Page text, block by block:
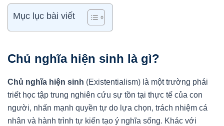
Mục lục bài viết
Chủ nghĩa hiện sinh là gì?
Chủ nghĩa hiện sinh (Existentialism) là một trường phái
triết học tập trung nghiên cứu sự tồn tại thực tế của con
người, nhấn mạnh quyền tự do lựa chọn, trách nhiệm cá
nhân và hành trình tự kiến tạo ý nghĩa sống. Khác với